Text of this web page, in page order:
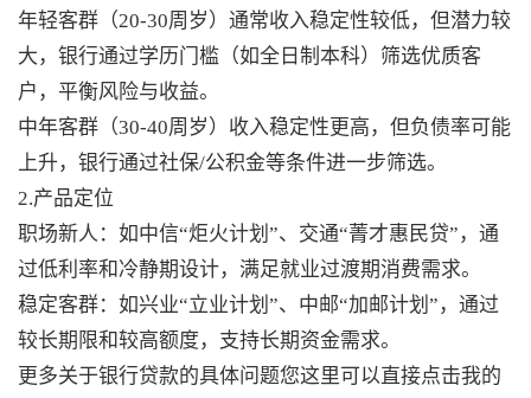
年轻客群（20-30周岁）通常收入稳定性较低，但潜力较
大，银行通过学历门槛（如全日制本科）筛选优质客
户，平衡风险与收益。
中年客群（30-40周岁）收入稳定性更高，但负债率可能
上升，银行通过社保/公积金等条件进一步筛选。
2.产品定位
职场新人：如中信“炬火计划”、交通“菁才惠民贷”，通
过低利率和冷静期设计，满足就业过渡期消费需求。
稳定客群：如兴业“立业计划”、中邮“加邮计划”，通过
较长期限和较高额度，支持长期资金需求。
更多关于银行贷款的具体问题您这里可以直接点击我的